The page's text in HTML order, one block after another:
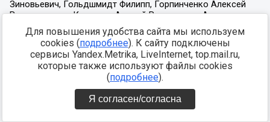
Для повышения удобства сайта мы используем
cookies (подробнее). К сайту подключены
сервисы Yandex.Metrika, LiveInternet, top.mail.ru,
которые также используют файлы cookies
(подробнее).
Я согласен/согласна